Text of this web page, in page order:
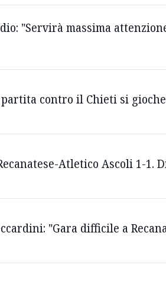
"Servirà massima
contro il Chieti si
Atletico Ascoli 1-
"Gara difficile a